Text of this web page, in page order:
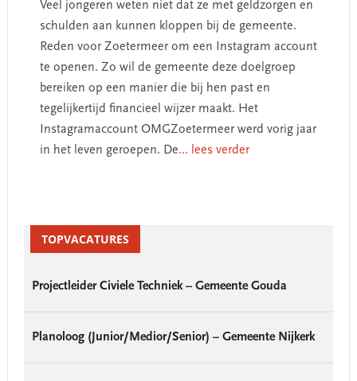
Veel jongeren weten niet dat ze met geldzorgen en
schulden aan kunnen kloppen bij de gemeente.
Reden voor Zoetermeer om een Instagram account
te openen. Zo wil de gemeente deze doelgroep
bereiken op een manier die bij hen past en
tegelijkertijd financieel wijzer maakt. Het
Instagramaccount OMGZoetermeer werd vorig jaar
in het leven geroepen. De... lees verder
SidebarTOPVACATURES
Projectleider Civiele Techniek – Gemeente Gouda
Planoloog (Junior/Medior/Senior) – Gemeente Nijkerk